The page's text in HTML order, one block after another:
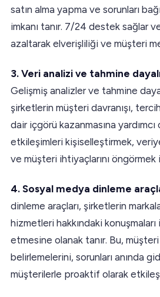
satın alma yapma ve sorunları
imkanı tanır. 7/24 destek sağlar
azaltarak elverişliliği ve müşteri
3. Veri analizi ve tahmine
Gelişmiş analizler ve tahmine
şirketlerin müşteri davranışı,
dair içgörü kazanmasına yardımcı
etkileşimleri kişiselleştirmek,
ve müşteri ihtiyaçlarını öngörmek
4. Sosyal medya dinleme
dinleme araçları, şirketlerin
hizmetleri hakkındaki
etmesine olanak tanır. Bu,
belirlemelerini, sorunları anında
müşterilerle proaktif olarak